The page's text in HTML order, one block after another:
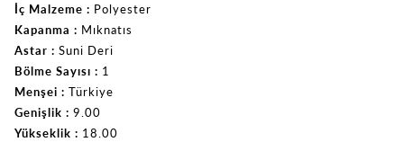
İç Malzeme
Polyester
Kapanma
Mıknatıs
Astar
Suni Deri
Bölme Sayısı
1
Menşei
Türkiye
Genişlik
9.00
Yükseklik
18.00